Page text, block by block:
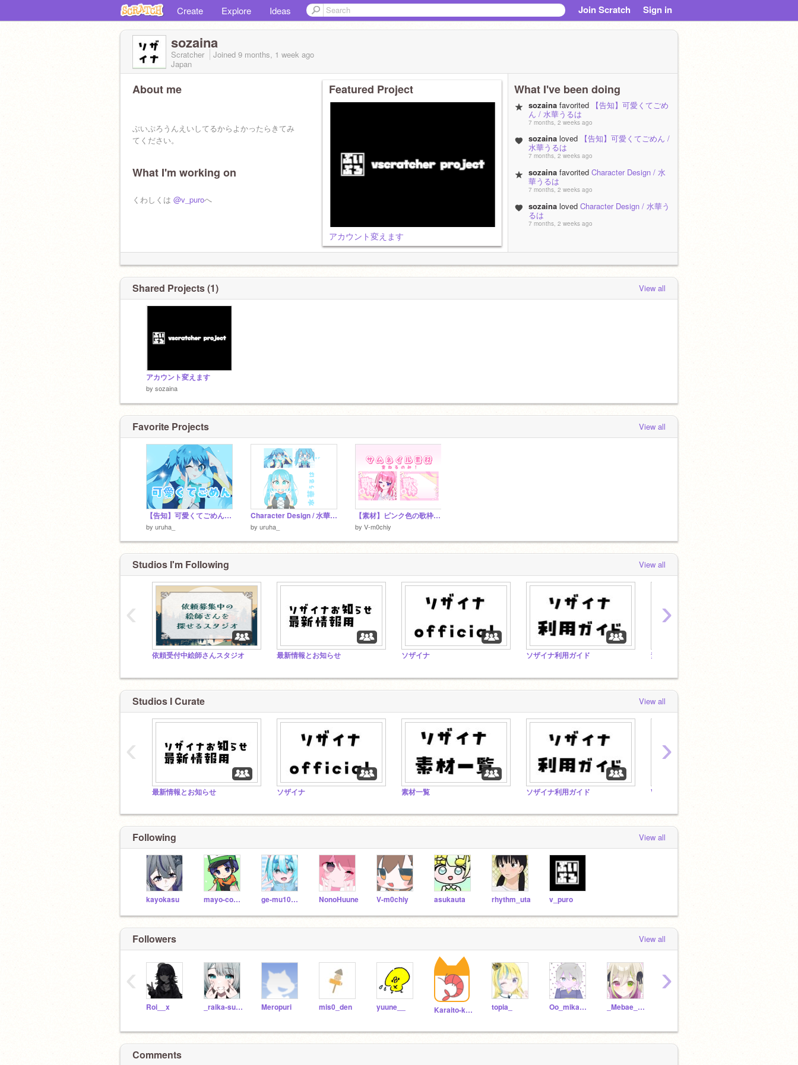
Create Explore Ideas Join Scratch Sign in
sozaina
Scratcher Joined 9 months, 1 week ago
Japan
About me
ぶいぷろうんえいしてるからよかったらきてみ
てください。
What I'm working on
くわしくは @v_puroへ
Featured Project
アカウント変えます
What I've been doing
sozaina favorited 【告知】可愛くてごめ
ん / 水華うるは
7 months, 2 weeks ago
sozaina loved 【告知】可愛くてごめん /
水華うるは
7 months, 2 weeks ago
sozaina favorited Character Design / 水
華うるは
7 months, 2 weeks ago
sozaina loved Character Design / 水華う
るは
7 months, 2 weeks ago
Shared Projects (1) View all
アカウント変えます
by sozaina
Favorite Projects View all
【告知】可愛くてごめん / 水華うるは
by uruha_
Character Design / 水華うるは
by uruha_
【素材】ピンク色の歌枠サムネイル素材
by V-m0chiy
Studios I'm Following View all
依頼受付中絵師さんスタジオ 最新情報とお知らせ ソザイナ ソザイナ利用ガイド 素材一覧
‹ ›
Studios I Curate View all
最新情報とお知らせ ソザイナ 素材一覧 ソザイナ利用ガイド VScratcherフリー素材スタジオ
‹ ›
Following View all
kayokasu mayo-cocon ge-mu1028-- NonoHuune V-m0chiy asukauta rhythm_uta v_puro
Followers View all
Roi__x _raika-sub_ Meropuri mis0_den yuune__ Karaito-kyuuhi topia_ Oo_mikadukisora_oO _Mebae_sub
‹ ›
Comments